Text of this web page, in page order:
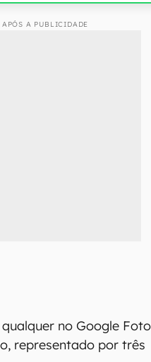
A PUBLICIDADE
no Google
representado por três